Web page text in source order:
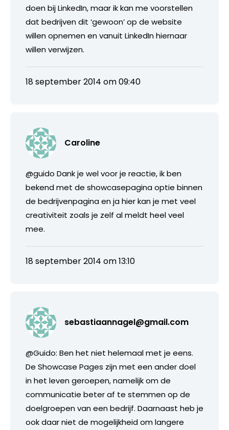
doen bij LinkedIn, maar ik kan me voorstellen
dat bedrijven dit ‘gewoon’ op de website
willen opnemen en vanuit LinkedIn hiernaar
willen verwijzen.
18 september 2014 om 09:40
Caroline
@guido Dank je wel voor je reactie, ik ben
bekend met de showcasepagina optie binnen
de bedrijvenpagina en ja hier kan je met veel
creativiteit zoals je zelf al meldt heel veel
mee.
18 september 2014 om 13:10
sebastiaannagel@gmail.com
@Guido: Ben het niet helemaal met je eens.
De Showcase Pages zijn met een ander doel
in het leven geroepen, namelijk om de
communicatie beter af te stemmen op de
doelgroepen van een bedrijf. Daarnaast heb je
ook daar niet de mogelijkheid om langere